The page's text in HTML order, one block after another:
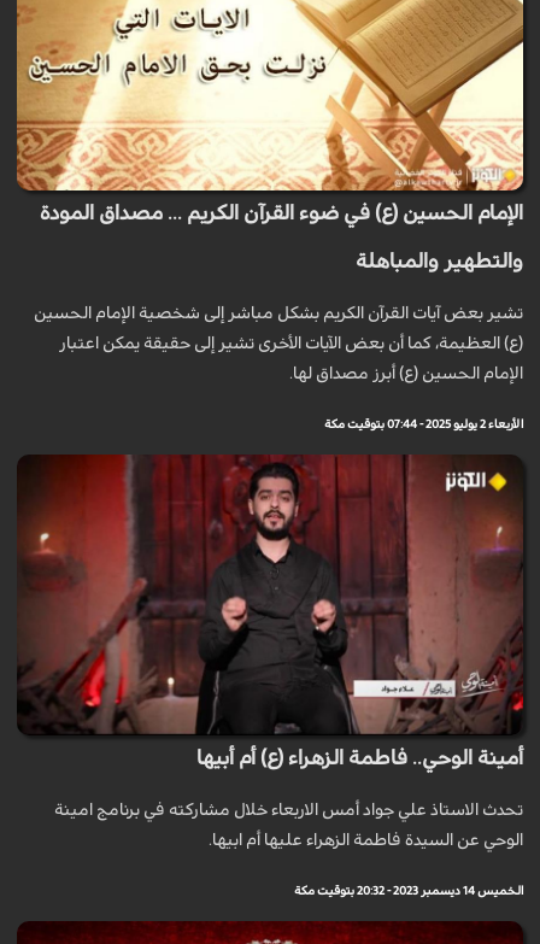
الإمام الحسين (ع) في ضوء القرآن الكريم ... مصداق المودة
والتطهير والمباهلة
تشير بعض آيات القرآن الكريم بشكل مباشر إلى شخصية الإمام الحسين
(ع) العظيمة، كما أن بعض الآيات الأخرى تشير إلى حقيقة يمكن اعتبار
الإمام الحسين (ع) أبرز مصداق لها.
الأربعاء 2 يوليو 2025 - 07:44 بتوقيت مكة
أمينة الوحي.. فاطمة الزهراء (ع) أم أبيها
تحدث الاستاذ علي جواد أمس الاربعاء خلال مشاركته في برنامج امينة
الوحي عن السيدة فاطمة الزهراء عليها أم ابيها.
الخميس 14 ديسمبر 2023 - 20:32 بتوقيت مكة